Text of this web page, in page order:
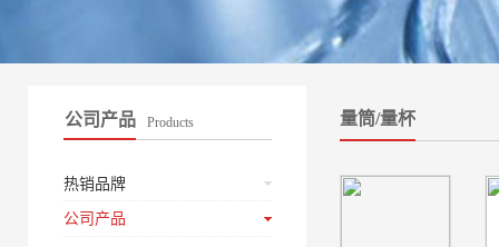
公司产品 Products
热销品牌
公司产品
量筒/量杯